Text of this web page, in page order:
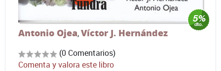
Antonio Ojea,Víctor J. Hernández
(0 Comentarios)
Comenta y valora este libro